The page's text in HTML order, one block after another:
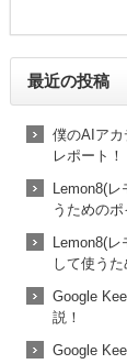
最近の投稿
僕のAIア
レポート！
Lemon8(
うための
Lemon8(
して使うた
Google
説！
Google